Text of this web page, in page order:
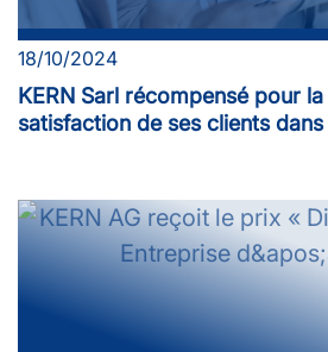
18/10/2024
KERN Sarl récompensé pour
satisfaction de ses clients